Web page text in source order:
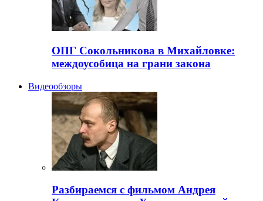
ОПГ Сокольникова в Михайловке:
междоусобица на грани закона
Видеообзоры
Разбираемся с фильмом Андрея